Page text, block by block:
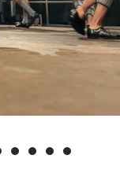
war ein
der
ein Event
was den